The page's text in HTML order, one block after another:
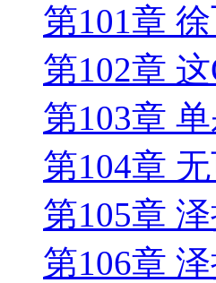
第101章
第102章 这
第103章
第104章
第105章
第106章